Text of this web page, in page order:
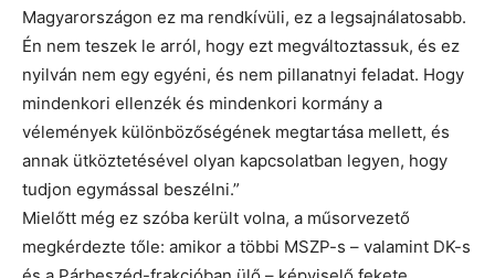
Magyarországon ez ma rendkívüli, ez a legsajnálatosabb.
Én nem teszek le arról, hogy ezt megváltoztassuk, és ez
nyilván nem egy egyéni, és nem pillanatnyi feladat. Hogy
mindenkori ellenzék és mindenkori kormány a
vélemények különbözőségének megtartása mellett, és
annak ütköztetésével olyan kapcsolatban legyen, hogy
tudjon egymással beszélni.”
Mielőtt még ez szóba került volna, a műsorvezető
megkérdezte tőle: amikor a többi MSZP-s – valamint DK-s